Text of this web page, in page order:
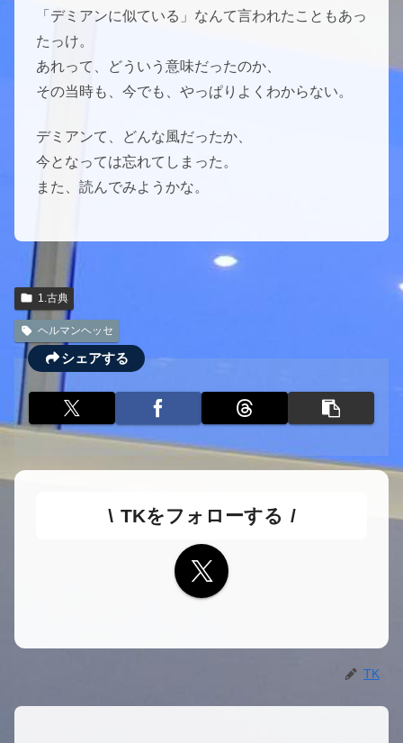
「デミアンに似ている」なんて言われたこともあっ
たっけ。
あれって、どういう意味だったのか、
その当時も、今でも、やっぱりよくわからない。
デミアンて、どんな風だったか、
今となっては忘れてしまった。
また、読んでみようかな。
1.古典
ヘルマンヘッセ
シェアする
TKをフォローする
TK